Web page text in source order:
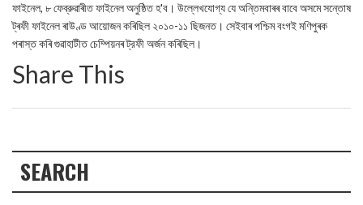
ফাইনেল, ৮ ফেব্রুৱাৰীত ফাইনেল অনুষ্ঠিত হ'ব। উল্লেখযোগ্য যে অন্তিমবাৰৰ বাবে অসমে সন্তোষ
ট্ৰফী ফাইনেল ৰাউণ্ড আয়োজন কৰিছিল ২০১০-১১ ছিজনত। সেইবাৰ পশ্চিম বংগই মণিপুৰক
পৰাস্ত কৰি গুৱাহাটীত চেম্পিয়নৰ ট্রফী অর্জন কৰিছিল।
Share This
SEARCH